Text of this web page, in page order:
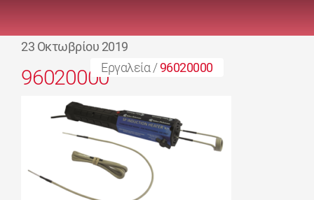
Εργαλεία /96020000
23 Οκτωβρίου 2019
96020000